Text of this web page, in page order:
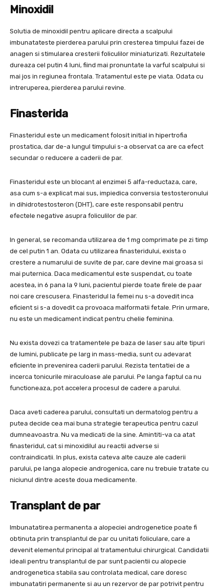
Minoxidil
Solutia de minoxidil pentru aplicare directa a scalpului
imbunatateste pierderea parului prin cresterea timpului fazei de
anagen si stimularea cresterii foliculilor miniaturizati. Rezultatele
dureaza cel putin 4 luni, fiind mai pronuntate la varful scalpului si
mai jos in regiunea frontala. Tratamentul este pe viata. Odata cu
intreruperea, pierderea parului revine.
Finasterida
Finasteridul este un medicament folosit initial in hipertrofia
prostatica, dar de-a lungul timpului s-a observat ca are ca efect
secundar o reducere a caderii de par.
Finasteridul este un blocant al enzimei 5 alfa-reductaza, care,
asa cum s-a explicat mai sus, impiedica conversia testosteronului
in dihidrotestosteron (DHT), care este responsabil pentru
efectele negative asupra foliculilor de par.
In general, se recomanda utilizarea de 1 mg comprimate pe zi timp
de cel putin 1 an. Odata cu utilizarea finasteridului, exista o
crestere a numarului de suvite de par, care devine mai groasa si
mai puternica. Daca medicamentul este suspendat, cu toate
acestea, in 6 pana la 9 luni, pacientul pierde toate firele de paar
noi care crescusera. Finasteridul la femei nu s-a dovedit inca
eficient si s-a dovedit ca provoaca malformatii fetale. Prin urmare,
nu este un medicament indicat pentru chelie feminina.
Nu exista dovezi ca tratamentele pe baza de laser sau alte tipuri
de lumini, publicate pe larg in mass-media, sunt cu adevarat
eficiente in prevenirea caderii parului. Rezista tentatiei de a
incerca tonicurile miraculoase ale parului. Pe langa faptul ca nu
functioneaza, pot accelera procesul de cadere a parului.
Daca aveti caderea parului, consultati un dermatolog pentru a
putea decide cea mai buna strategie terapeutica pentru cazul
dumneavoastra. Nu va medicati de la sine. Amintiti-va ca atat
finasteridul, cat si minoxidilul au reactii adverse si
contraindicatii. In plus, exista cateva alte cauze ale caderii
parului, pe langa alopecie androgenica, care nu trebuie tratate cu
niciunul dintre aceste doua medicamente.
Transplant de par
Imbunatatirea permanenta a alopeciei androgenetice poate fi
obtinuta prin transplantul de par cu unitati foliculare, care a
devenit elementul principal al tratamentului chirurgical. Candidatii
ideali pentru transplantul de par sunt pacientii cu alopecie
androgenetica stabila sau controlata medical, care doresc
imbunatatiri permanente si au un rezervor de par potrivit pentru